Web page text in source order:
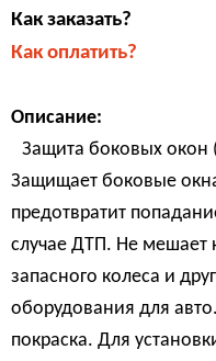
Как заказать?
Как оплатить?
Описание:
Защита боковых окон
Защищает боковые
предотвратит
случае ДТП. Не мешает
запасного колеса и
оборудования для
покраска. Для